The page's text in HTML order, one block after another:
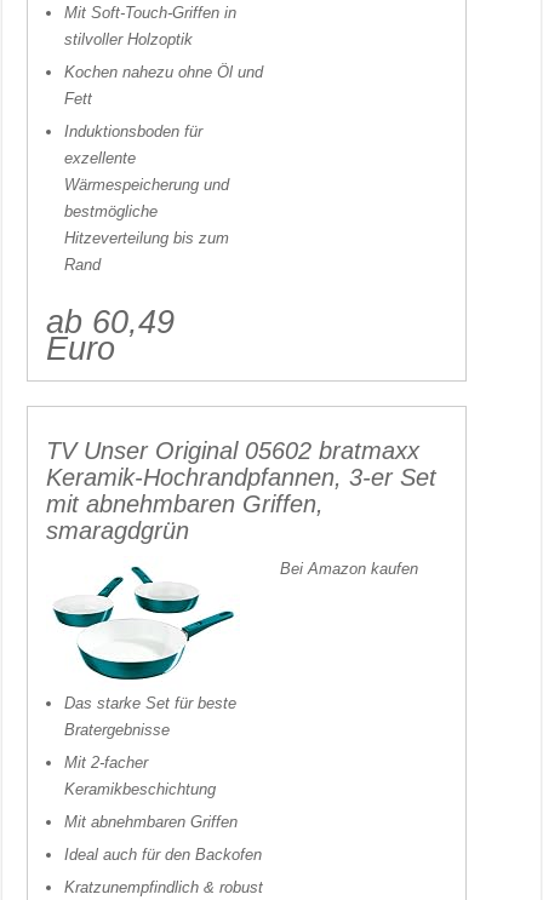
Mit Soft-Touch-Griffen in
stilvoller Holzoptik
Kochen nahezu ohne Öl und
Fett
Induktionsboden für
exzellente
Wärmespeicherung und
bestmögliche
Hitzeverteilung bis zum
Rand
ab 60,49
Euro
TV Unser Original 05602 bratmaxx
Keramik-Hochrandpfannen, 3-er Set
mit abnehmbaren Griffen,
smaragdgrün
Das starke Set für beste
Bratergebnisse
Mit 2-facher
Keramikbeschichtung
Mit abnehmbaren Griffen
Ideal auch für den Backofen
Kratzunempfindlich & robust
Bei Amazon kaufen